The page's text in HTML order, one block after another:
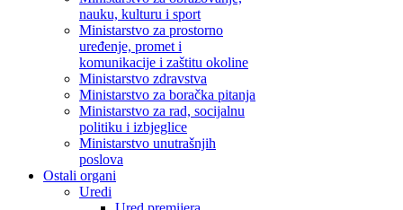
nauku, kulturu i sport
Ministarstvo za prostorno
uređenje, promet i
komunikacije i zaštitu okoline
Ministarstvo zdravstva
Ministarstvo za boračka pitanja
Ministarstvo za rad, socijalnu
politiku i izbjeglice
Ministarstvo unutrašnjih
poslova
Ostali organi
Uredi